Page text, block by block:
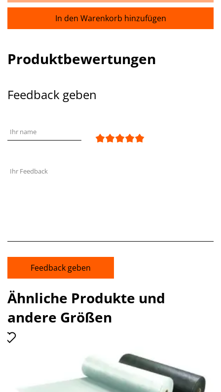
In den Warenkorb hinzufügen
Produktbewertungen
Feedback geben
Ihr name
Ihr Feedback
Feedback geben
Ähnliche Produkte und
andere Größen